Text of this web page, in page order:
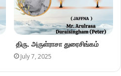
திரு. அருள்ராசா துரைசிங்கம்
July 7, 2025